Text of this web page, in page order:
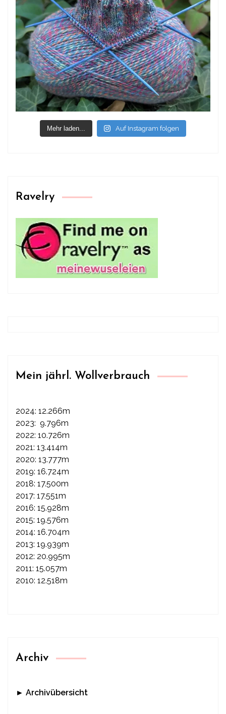
Mehr laden... Auf Instagram folgen
Ravelry
Mein jährl. Wollverbrauch
2024: 12.266m
2023: 9.796m
2022: 10.726m
2021: 13.414m
2020: 13.777m
2019: 16.724m
2018: 17.500m
2017: 17.551m
2016: 15.928m
2015: 19.576m
2014: 16.704m
2013: 19.939m
2012: 20.995m
2011: 15.057m
2010: 12.518m
Archiv
► Archivübersicht